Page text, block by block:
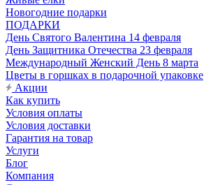
Новогодние подарки
ПОДАРКИ
День Святого Валентина 14 февраля
День Защитника Отечества 23 февраля
Международный Женский День 8 марта
Цветы в горшках в подарочной упаковке
Акции
Как купить
Условия оплаты
Условия доставки
Гарантия на товар
Услуги
Блог
Компания